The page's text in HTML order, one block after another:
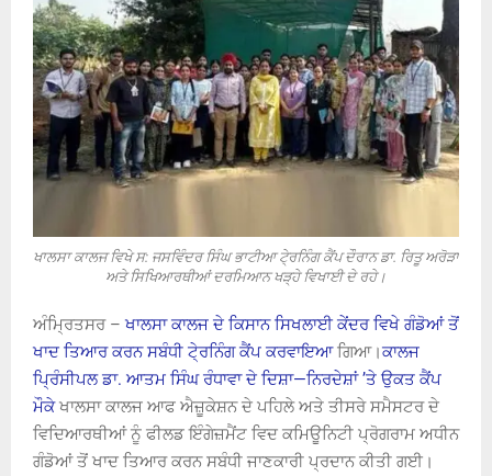
ਖਾਲਸਾ ਕਾਲਜ ਵਿਖੇ ਸ: ਜਸਵਿੰਦਰ ਸਿੰਘ ਭਾਟੀਆ ਟੇ੍ਰਨਿੰਗ ਕੈਂਪ ਦੌਰਾਨ ਡਾ. ਰਿਤੂ ਅਰੋੜਾ
ਅਤੇ ਸਿਖਿਆਰਥੀਆਂ ਦਰਮਿਆਨ ਖੜ੍ਹੇ ਵਿਖਾਈ ਦੇ ਰਹੇ।
ਅੰਮ੍ਰਿਤਸਰ –ਖਾਲਸਾ ਕਾਲਜ ਦੇ ਕਿਸਾਨ ਸਿਖਲਾਈ ਕੇਂਦਰ ਵਿਖੇ ਗੰਡੋਆਂ ਤੋਂ
ਖਾਦ ਤਿਆਰ ਕਰਨ ਸਬੰਧੀ ਟੇ੍ਰਨਿੰਗ ਕੈਂਪ ਕਰਵਾਇਆਗਿਆ।ਕਾਲਜ
ਪ੍ਰਿੰਸੀਪਲ ਡਾ. ਆਤਮ ਸਿੰਘ ਰੰਧਾਵਾ ਦੇ ਦਿਸ਼ਾ—ਨਿਰਦੇਸ਼ਾਂ ’ਤੇ ਉਕਤ ਕੈਂਪ
ਮੌਕੇਖਾਲਸਾ ਕਾਲਜ ਆਫ ਐਜ਼ੂਕੇਸ਼ਨ ਦੇ ਪਹਿਲੇ ਅਤੇ ਤੀਸਰੇ ਸਮੈਸਟਰ ਦੇ
ਵਿਦਿਆਰਥੀਆਂ ਨੂੰ ਫੀਲਡ ਇੰਗੇਜ਼ਮੈਂਟ ਵਿਦ ਕਮਿਊਨਿਟੀ ਪ੍ਰੋਗਰਾਮ ਅਧੀਨ
ਗੰਡੋਆਂ ਤੋਂ ਖਾਦ ਤਿਆਰ ਕਰਨ ਸਬੰਧੀ ਜਾਣਕਾਰੀ ਪ੍ਰਦਾਨ ਕੀਤੀ ਗਈ।